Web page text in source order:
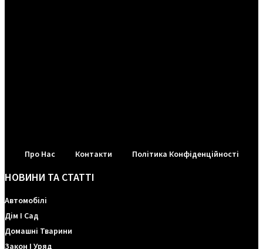
Про Нас Контакти Політика Конфіденційності
НОВИНИ ТА СТАТТІ
Автомобілі
Дім І Сад
Домашні Тварини
Закон І Уряд